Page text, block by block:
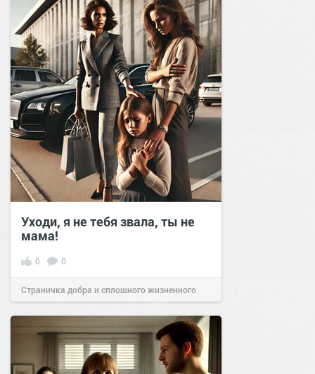
Уходи, я не тебя звала, ты не
мама!
0 0
Страничка добра и сплошного жизненного
позитива!16:2028 янв 2025